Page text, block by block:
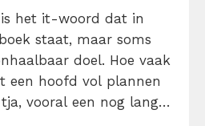
het it-woord dat in
staat, maar soms
doel. Hoe vaak
een hoofd vol plannen
vooral een nog langer